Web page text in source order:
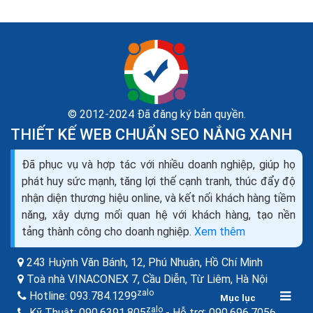
Mục lục
Cách xây dựng nội dung web hấp dẫn chuẩn Google
Bing ra đơn
SEO content hiểu đơn giản là phương pháp SEO dưạ
trên nội dung chất lượng là chính. Các yếu tố quan
trọng nhất giúp làm SEO thành công là: Nội dung,
Onpage, Backlink, Traffic.
© 2012-2024 Đã đăng ký bản quyền.
THIẾT KẾ WEB CHUẨN SEO NẮNG XANH
Đã phục vụ và hợp tác với nhiều doanh nghiệp, giúp họ
phát huy sức mạnh, tăng lợi thế cạnh tranh, thúc đẩy độ
nhận diện thương hiệu online, và kết nối khách hàng tiềm
năng, xây dựng mối quan hệ với khách hàng, tạo nền
tảng thành công cho doanh nghiệp. Xem thêm
243 Huỳnh Văn Bánh, 12, Phú Nhuận, Hồ Chí Minh
Toà nhà VINACONEX 7, Cầu Diễn, Từ Liêm, Hà Nội
Hotline: 093.784.1299zalo
zalo